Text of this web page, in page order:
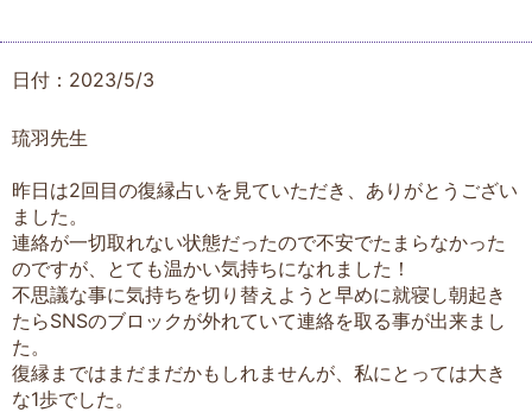
日付：2023/5/3
琉羽先生
昨日は2回目の復縁占いを見ていただき、ありがとうござい
ました。
連絡が一切取れない状態だったので不安でたまらなかった
のですが、とても温かい気持ちになれました！
不思議な事に気持ちを切り替えようと早めに就寝し朝起き
たらSNSのブロックが外れていて連絡を取る事が出来まし
た。
復縁まではまだまだかもしれませんが、私にとっては大き
な1歩でした。